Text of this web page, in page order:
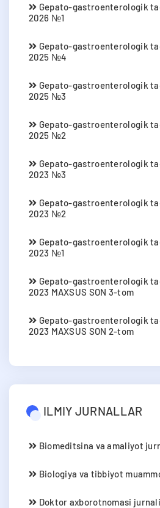
Gepato-gastroenterologik
2026 №1
Gepato-gastroenterologik
2025 №4
Gepato-gastroenterologik
2025 №3
Gepato-gastroenterologik
2025 №2
Gepato-gastroenterologik
2023 №3
Gepato-gastroenterologik
2023 №2
Gepato-gastroenterologik
2023 №1
Gepato-gastroenterologik
2023 MAXSUS SON 3-tom
Gepato-gastroenterologik
2023 MAXSUS SON 2-tom
ILMIY JURNALLAR
Biomeditsina va amaliyot
Biologiya va tibbiyot
Doktor axborotnomasi jurnali